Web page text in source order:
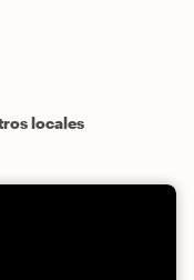
locales